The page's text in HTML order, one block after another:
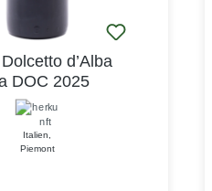
d’Alba
DOC 2025
Italien
Piemont